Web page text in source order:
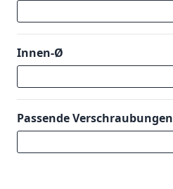
Innen-Ø
Passende Verschraubungen